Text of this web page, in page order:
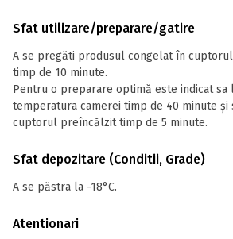
Sfat utilizare/preparare/gatire
A se pregăti produsul congelat în
timp de 10 minute.
Pentru o preparare optimă este indicat sa
temperatura camerei timp de 40 minute și
cuptorul preîncălzit timp de 5 minute.
Sfat depozitare (Conditii, Grade)
A se păstra la -18°C.
Atentionari